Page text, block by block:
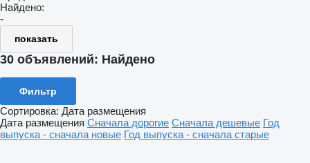
Найдено:
-
показать
30 объявлений: Найдено
Фильтр
Сортировка: Дата размещения
Дата размещения Сначала дорогие Сначала дешевые Год
выпуска - сначала новые Год выпуска - сначала старые